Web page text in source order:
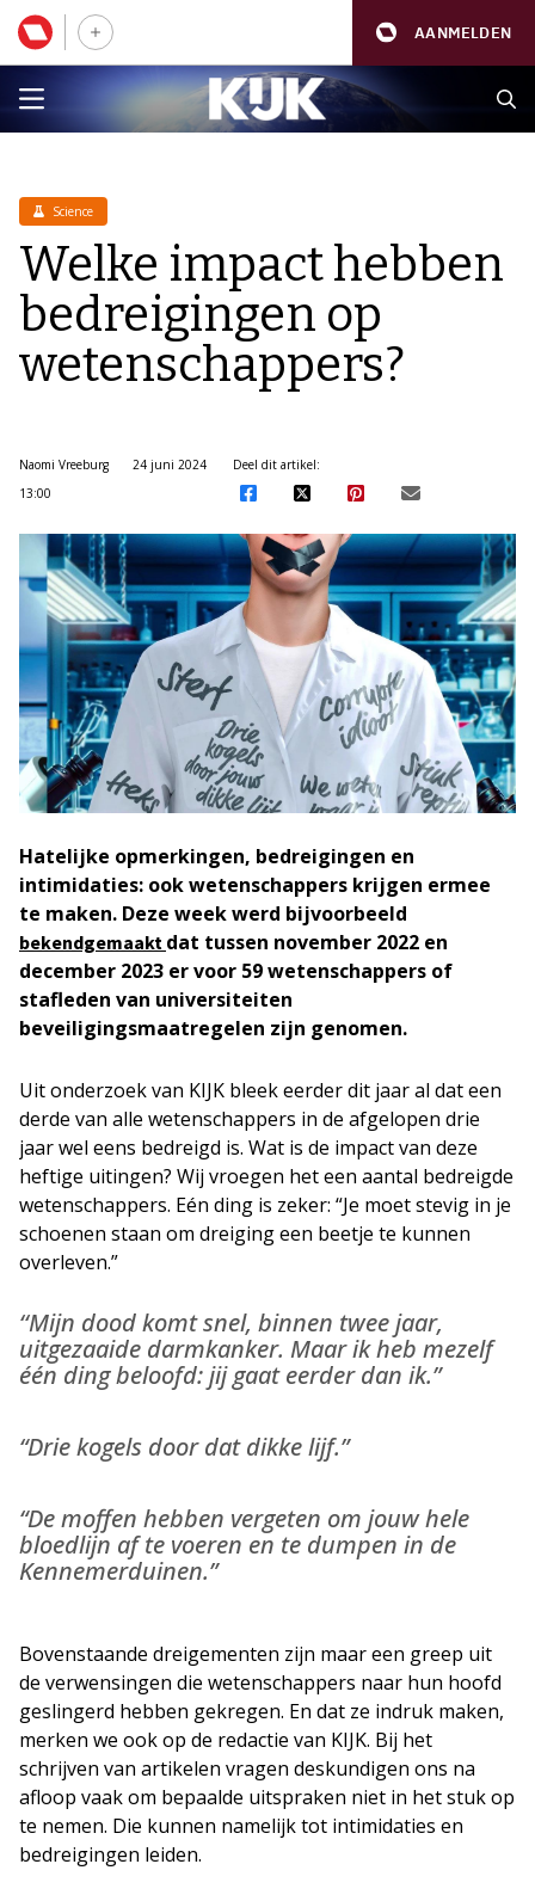
AANMELDEN
Science
Welke impact hebben
bedreigingen op
wetenschappers?
Naomi Vreeburg
24 juni 2024
13:00
Deel dit artikel:
Hatelijke opmerkingen, bedreigingen en
intimidaties: ook wetenschappers krijgen ermee
te maken. Deze week werd bijvoorbeeld
bekendgemaakt dat tussen november 2022 en
december 2023 er voor 59 wetenschappers of
stafleden van universiteiten
beveiligingsmaatregelen zijn genomen.
Uit onderzoek van KIJK bleek eerder dit jaar al dat een
derde van alle wetenschappers in de afgelopen drie
jaar wel eens bedreigd is. Wat is de impact van deze
heftige uitingen? Wij vroegen het een aantal bedreigde
wetenschappers. Eén ding is zeker: “Je moet stevig in je
schoenen staan om dreiging een beetje te kunnen
overleven.”
‘‘Mijn dood komt snel, binnen twee jaar,
uitgezaaide darmkanker. Maar ik heb mezelf
één ding beloofd: jij gaat eerder dan ik.”
“Drie kogels door dat dikke lijf.”
“De moffen hebben vergeten om jouw hele
bloedlijn af te voeren en te dumpen in de
Kennemerduinen.”
Bovenstaande dreigementen zijn maar een greep uit
de verwensingen die wetenschappers naar hun hoofd
geslingerd hebben gekregen. En dat ze indruk maken,
merken we ook op de redactie van KIJK. Bij het
schrijven van artikelen vragen deskundigen ons na
afloop vaak om bepaalde uitspraken niet in het stuk op
te nemen. Die kunnen namelijk tot intimidaties en
bedreigingen leiden.